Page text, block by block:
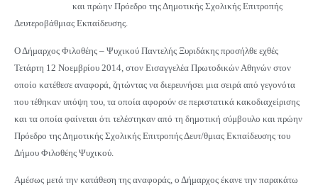
και πρώην Πρόεδρο της Δημοτικής Σχολικής Επιτροπής
Δευτεροβάθμιας Εκπαίδευσης.
Ο Δήμαρχος Φιλοθέης – Ψυχικού Παντελής Ξυριδάκης προσήλθε εχθές
Τετάρτη 12 Νοεμβρίου 2014, στον Εισαγγελέα Πρωτοδικών Αθηνών στον
οποίο κατέθεσε αναφορά, ζητώντας να διερευνήσει μια σειρά από γεγονότα
που τέθηκαν υπόψη του, τα οποία αφορούν σε περιστατικά κακοδιαχείρισης
και τα οποία φαίνεται ότι τελέστηκαν από τη δημοτική σύμβουλο και πρώην
Πρόεδρο της Δημοτικής Σχολικής Επιτροπής Δευτ/θμιας Εκπαίδευσης του
Δήμου Φιλοθέης Ψυχικού.
Αμέσως μετά την κατάθεση της αναφοράς, ο Δήμαρχος έκανε την παρακάτω